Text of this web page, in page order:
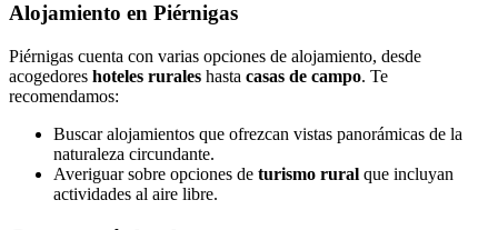
Alojamiento en Piérnigas
Piérnigas cuenta con varias opciones de alojamiento, desde
acogedores hoteles rurales hasta casas de campo. Te
recomendamos:
Buscar alojamientos que ofrezcan vistas panorámicas de la
naturaleza circundante.
Averiguar sobre opciones de turismo rural que incluyan
actividades al aire libre.